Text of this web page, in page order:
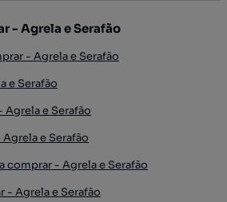
- Agrela e Serafão
- Agrela e Serafão
e Serafão
Agrela e Serafão
e Serafão
comprar - Agrela e Serafão
- Agrela e Serafão